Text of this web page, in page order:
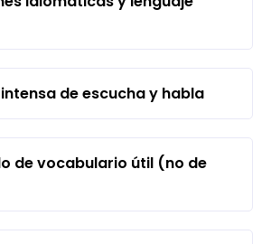
de escucha y habla
de vocabulario útil (no de